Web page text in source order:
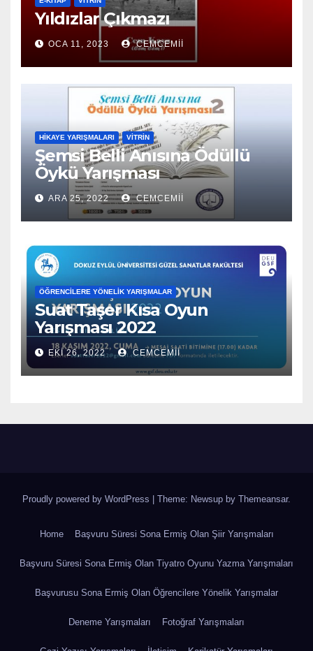
Yıldızlar Çıkmazı
OCA 11, 2023 CEMCEMII
HIKAYE YARIŞMALARI VITRIN
Şemsi Belli Anısına Ödüllü
Öykü Yarışması
ARA 25, 2022 CEMCEMII
ÖĞRENCILERE YÖNELIK YARIŞMALAR
Suat Taşer Kısa Oyun
Yarışması 2022
EKI 26, 2022 CEMCEMII
Proudly powered by WordPress Theme: Newsup by Themeansar.
Home Başvuru Süresi Sona Ermiş Olan Şiir Yarışmaları
Başvuru Süresi Sona Ermiş Olan Tiyatro Oyunu Yazma Yarışmaları
Başvurusu Sona Ermiş Olan Öğrencilere Yönelik Yarışmalar
Deneme Yarışmaları Fotoğraf Yarışmaları